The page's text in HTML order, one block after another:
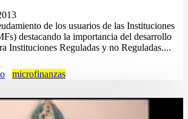
de los usuarios de las Instituciones
destacando la importancia del desarrollo
Instituciones Reguladas y no Reguladas....
microfinanzas